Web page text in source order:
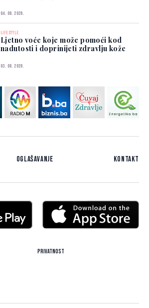
04. 08. 2026.
LIFESTYLE
Ljetno voće koje može pomoći kod
nadutosti i doprinijeti zdravlju kože
03. 08. 2026.
Oglašavanje Kontakt
Privatnost